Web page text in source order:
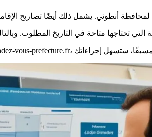
لمحافظة أنطوني. يشمل ذلك أيضًا تصاريح
تحتاجها متاحة في التاريخ المطلوب.